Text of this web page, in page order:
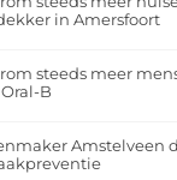
in Amersfoort
steeds meer
B
Amstelveen